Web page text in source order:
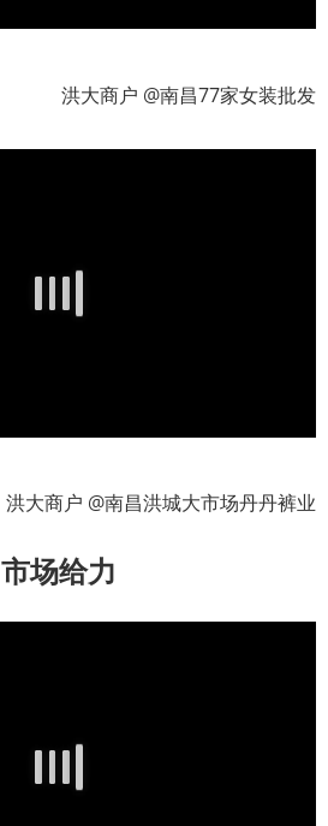
洪大商户 @南昌77家女装批发
洪大商户 @南昌洪城大市场丹丹裤业
市场给力